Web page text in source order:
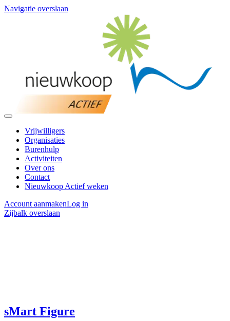
Navigatie overslaan
Vrijwilligers
Organisaties
Burenhulp
Activiteiten
Over ons
Contact
Nieuwkoop Actief weken
Account aanmakenLog in
Zijbalk overslaan
sMart Figure